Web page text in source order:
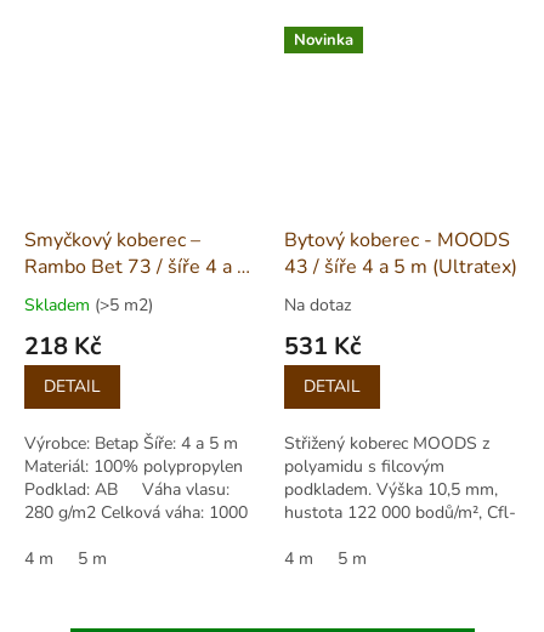
Smyčkový koberec –
Rambo Bet 73 / šíře 4 a 5
m
Skladem (>5 m2)
218 Kč
Měrná
cena:
DETAIL
Výrobce: Betap Šíře: 4 a 5 m
Materiál: 100% polypropylen
Podklad: AB Váha vlasu:
280 g/m2 Celková váha: 1000
4 m
5 m
Novinka
Bytový koberec - MOODS
43 / šíře 4 a 5 m (Ultratex)
Na dotaz
531 Kč
Měrná
cena:
DETAIL
Střižený koberec MOODS z
polyamidu s filcovým
podkladem. Výška 10,5 mm,
hustota 122 000 bodů/m², Cfl-
pro podlahové vytápění.
4 m 5 m